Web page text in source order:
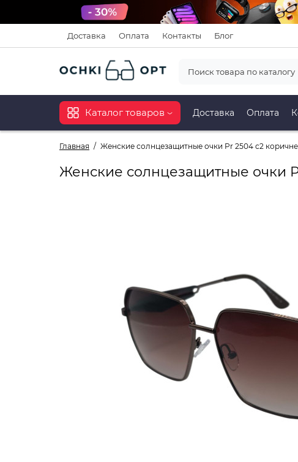
Доставка Оплата Контакты Блог
Каталог товаров Доставка Оплата
Главная Женские солнцезащитные очки Pr 2504 c2
Женские солнцезащитные очки